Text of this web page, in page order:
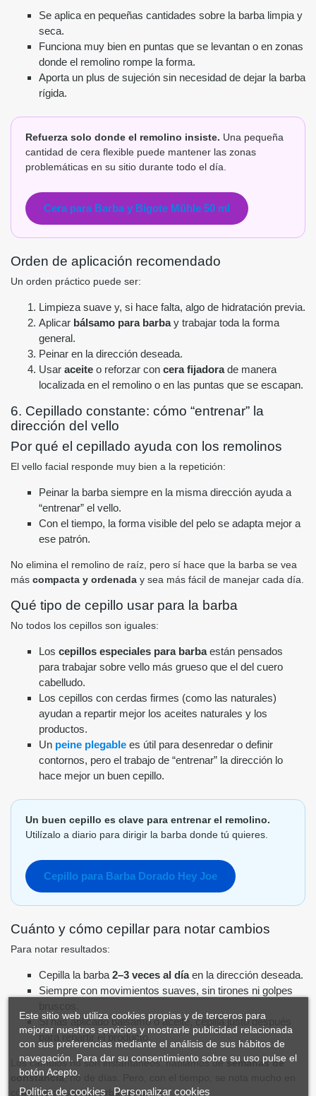
Se aplica en pequeñas cantidades sobre la barba limpia y
seca.
Funciona muy bien en puntas que se levantan o en zonas
donde el remolino rompe la forma.
Aporta un plus de sujeción sin necesidad de dejar la barba
rígida.
Refuerza solo donde el remolino insiste. Una pequeña
cantidad de cera flexible puede mantener las zonas
problemáticas en su sitio durante todo el día.
Cera para Barba y Bigote Mühle 50 ml
Orden de aplicación recomendado
Un orden práctico puede ser:
Limpieza suave y, si hace falta, algo de hidratación previa.
Aplicar bálsamo para barbay trabajar toda la forma
general.
Peinar en la dirección deseada.
Usar aceite o reforzar con cera fijadorade manera
localizada en el remolino o en las puntas que se escapan.
6. Cepillado constante: cómo “entrenar” la
dirección del vello
Por qué el cepillado ayuda con los remolinos
El vello facial responde muy bien a la repetición:
Peinar la barba siempre en la misma dirección ayuda a
“entrenar” el vello.
Con el tiempo, la forma visible del pelo se adapta mejor a
ese patrón.
No elimina el remolino de raíz, pero sí hace que la barba se vea
más compacta y ordenada y sea más fácil de manejar cada día.
Qué tipo de cepillo usar para la barba
No todos los cepillos son iguales:
Los cepillos especiales para barbaestán pensados
para trabajar sobre vello más grueso que el del cuero
cabelludo.
Los cepillos con cerdas firmes (como las naturales)
ayudan a repartir mejor los aceites naturales y los
productos.
Un peine plegable es útil para desenredar o definir
contornos, pero el trabajo de “entrenar” la dirección lo
hace mejor un buen cepillo.
Un buen cepillo es clave para entrenar el remolino.
Utilízalo a diario para dirigir la barba donde tú quieres.
Cepillo para Barba Dorado Hey Joe
Cuánto y cómo cepillar para notar cambios
Para notar resultados:
Cepilla la barba 2–3 veces al díaen la dirección deseada.
Siempre con movimientos suaves, sin tirones ni golpes
Si has aplicado bálsamo o aceite, cepilla justo después
para repartir el producto.
Los cambios no son instantáneos: hablamos desemanas de
constancia, no de días. Pero, con el tiempo, se nota mucho en
cómo se coloca la barba al natural.
Este sitio web utiliza cookies propias y de terceros para
mejorar nuestros servicios y mostrarle publicidad relacionada
con sus preferencias mediante el análisis de sus hábitos de
navegación. Para dar su consentimiento sobre su uso pulse el
botón Acepto.
Política de cookies Personalizar cookies